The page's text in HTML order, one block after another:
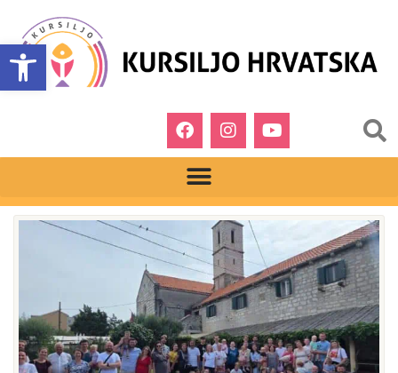
Open toolbar